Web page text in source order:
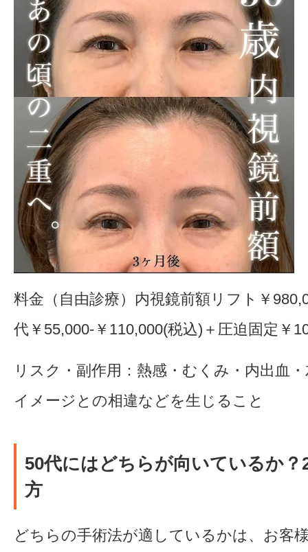
料金（自由診療）内視鏡前額リフト￥
代￥55,000-￥110,000(税込)＋圧迫固定￥
リスク・副作用：熱感・むくみ・内出血
イメージとの相違などを生じること
50代にはどちらが向いているか？
方
どちらの手術法が適しているかは、お客